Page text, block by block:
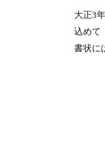
大正3
込めて
書状に